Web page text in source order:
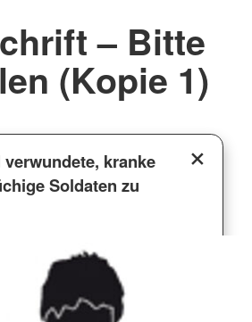
– Bitte
(Kopie 1)
verwundete, kranke
Soldaten zu